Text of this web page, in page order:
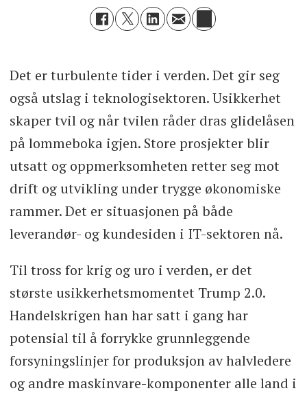
Det er turbulente tider i verden. Det gir seg
også utslag i teknologisektoren. Usikkerhet
skaper tvil og når tvilen råder dras glidelåsen
på lommeboka igjen. Store prosjekter blir
utsatt og oppmerksomheten retter seg mot
drift og utvikling under trygge økonomiske
rammer. Det er situasjonen på både
leverandør- og kundesiden i IT-sektoren nå.
Til tross for krig og uro i verden, er det
største usikkerhetsmomentet Trump 2.0.
Handelskrigen han har satt i gang har
potensial til å forrykke grunnleggende
forsyningslinjer for produksjon av halvledere
og andre maskinvare-komponenter alle land i